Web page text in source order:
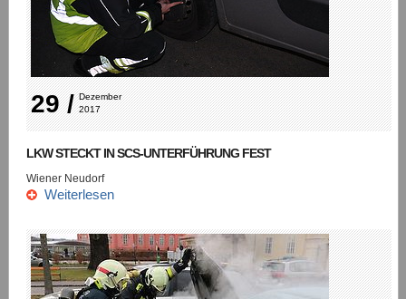
29 / Dezember
2017
LKW STECKT IN SCS-UNTERFÜHRUNG FEST
Wiener Neudorf
Weiterlesen